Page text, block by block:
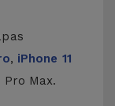
, iPhone 11
Pro Max.